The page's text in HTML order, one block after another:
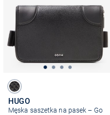
HUGO
Męska saszetka na pasek – Go